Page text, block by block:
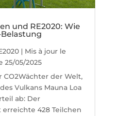
und RE2020: Wie
Belastung
| Mis à jour le
25/05/2025
CO2Wächter der Welt,
Vulkans Mauna Loa
ab: Der
428 Teilchen